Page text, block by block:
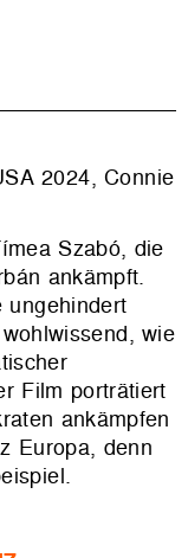
2024, Connie
Szabó, die
ankämpft.
wie
Film porträtiert
ankämpfen
Europa, denn